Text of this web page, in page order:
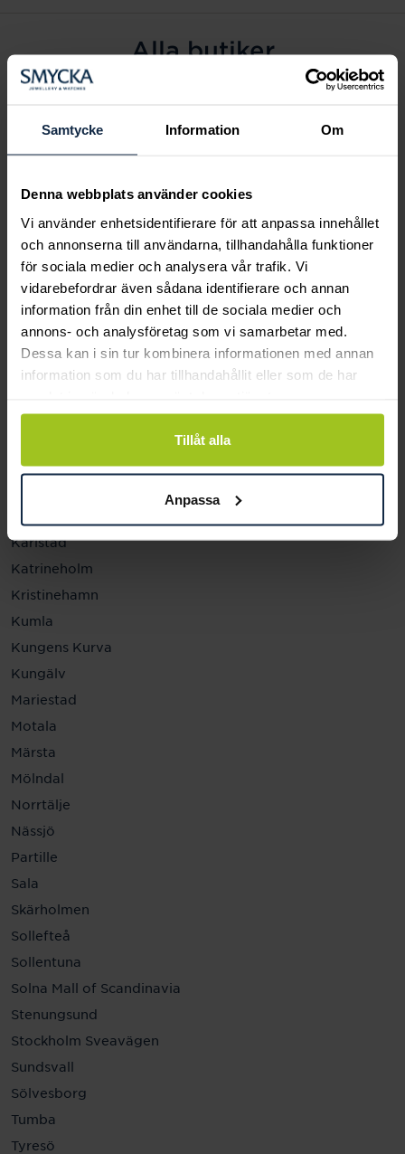
Samtycke Information Om
Denna webbplats använder cookies
Vi använder enhetsidentifierare för att anpassa innehållet
och annonserna till användarna, tillhandahålla funktioner
för sociala medier och analysera vår trafik. Vi
vidarebefordrar även sådana identifierare och annan
information från din enhet till de sociala medier och
annons- och analysföretag som vi samarbetar med.
Dessa kan i sin tur kombinera informationen med annan
information som du har tillhandahållit eller som de har
Tillåt alla
Anpassa
Alla butiker
Alingsås
Arvidsjaur
Eksjö
Fagersta
Farsta
Gävle
Halmstad
Halmstad Hallarna
Haninge
Helsingborg
Jönköping
Karlstad
Katrineholm
Kristinehamn
Kumla
Kungens Kurva
Kungälv
Mariestad
Motala
Märsta
Mölndal
Norrtälje
Nässjö
Partille
Sala
Skärholmen
Sollefteå
Sollentuna
Solna Mall of Scandinavia
Stenungsund
Stockholm Sveavägen
Sundsvall
Sölvesborg
Tumba
Tyresö